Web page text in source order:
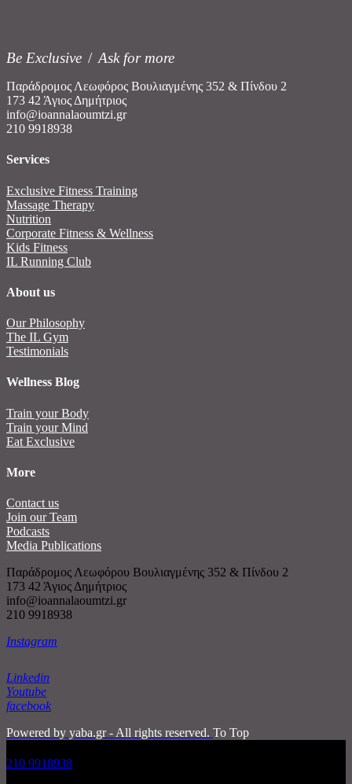
Be Exclusive / Ask for more
Παράδρομος Λεωφόρος Βουλιαγμένης 352 & Πίνδου 2
173 42 Άγιος Δημήτριος
info@ioannalaoumtzi.gr
210 9918938
Services
Exclusive Fitness Training
Massage Therapy
Nutrition
Corporate Fitness & Wellness
Kids Fitness
IL Running Club
About us
Our Philosophy
The IL Gym
Testimonials
Wellness Blog
Train your Body
Train your Mind
Eat Exclusive
More
Contact us
Join our Team
Podcasts
Media Publications
Παράδρομος Λεωφόρου Βουλιαγμένης 352 & Πίνδου 2
173 42 Άγιος Δημήτριος
info@ioannalaoumtzi.gr
210 9918938
Instagram
Linkedin
Youtube
facebook
Powered by yaba.gr - All rights reserved. To Top
210 9918938